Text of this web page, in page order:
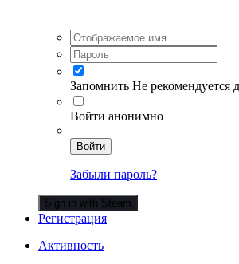
Запомнить Не рекомендуется
Войти анонимно
Войти
Забыли пароль?
Sign in with Steam
Регистрация
Активность